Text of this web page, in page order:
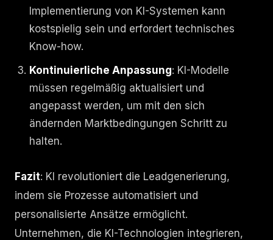
Implementierung von KI-Systemen kann
kostspielig sein und erfordert technisches
Know-how.
Kontinuierliche Anpassung: KI-Modelle
müssen regelmäßig aktualisiert und
angepasst werden, um mit den sich
ändernden Marktbedingungen Schritt zu
halten.
Fazit: KI revolutioniert die Leadgenerierung,
indem sie Prozesse automatisiert und
personalisierte Ansätze ermöglicht.
Unternehmen, die KI-Technologien integrieren,